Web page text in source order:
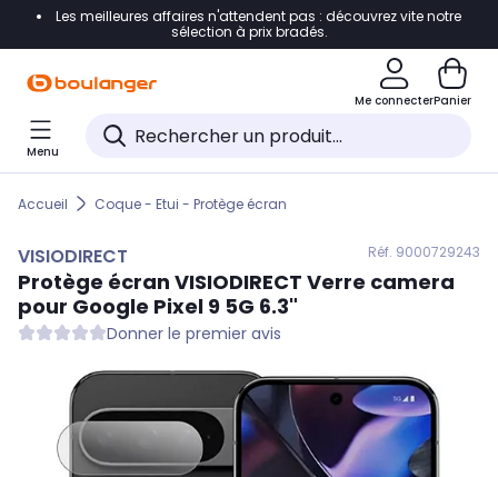
Accéder directement à la navigation
Accéder directement au pied de page
Accéder directement au chatbot
Les meilleures affaires n'attendent pas : découvrez vite notre
sélection à prix bradés.
Me connecterPanier
Menu
Accueil Coque - Etui - Protège écran
VISIODIRECT Réf. 9000729243
Protège écran VISIODIRECT Verre camera
pour Google Pixel 9 5G 6.3"
Donner le premier avis